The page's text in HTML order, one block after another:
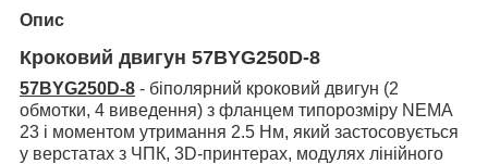
Опис
Кроковий двигун 57BYG250D-8
57BYG250D-8 - біполярний кроковий двигун (2
обмотки, 4 виведення) з фланцем типорозміру NEMA
23 і моментом утримання 2.5 Нм, який застосовується
у верстатах з ЧПК, 3D-принтерах, модулях лінійного